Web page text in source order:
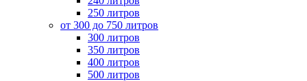
250 литров
от 300 до 750 литров
300 литров
350 литров
400 литров
500 литров